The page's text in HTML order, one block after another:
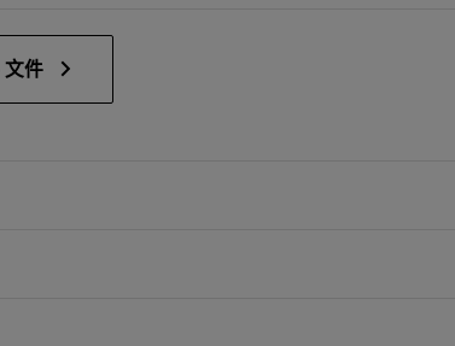
文件